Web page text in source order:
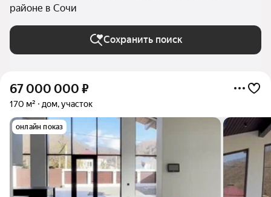
районе в Сочи
Сохранить поиск
67 000 000 ₽
170 м² дом, участок
онлайн показ